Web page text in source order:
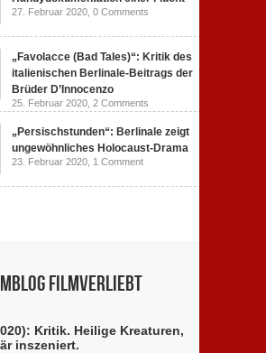
27. Februar 2020, 0 Comments
„Favolacce (Bad Tales)“: Kritik des
italienischen Berlinale-Beitrags der
Brüder D’Innocenzo
25. Februar 2020, 2 Comments
„Persischstunden“: Berlinale zeigt
ungewöhnliches Holocaust-Drama
23. Februar 2020, 1 Comment
filmverliebt
Kritik. Heilige Kreaturen,
inszeniert.